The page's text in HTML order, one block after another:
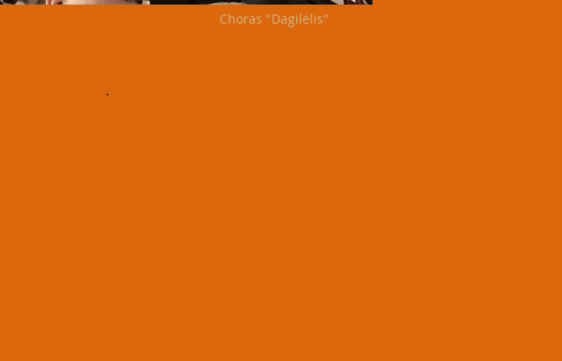
Choras "Dagilėlis"